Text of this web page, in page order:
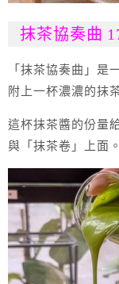
抹茶協奏曲
「抹茶協奏曲」是
附上一杯濃濃的抹
這杯抹茶醬的份量
與「抹茶卷」上面。